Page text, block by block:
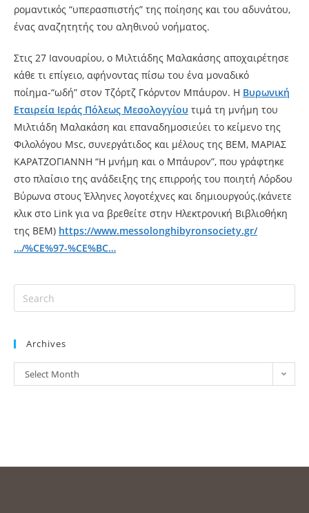
ρομαντικός “υπερασπιστής” της ποίησης και του αδυνάτου,
ένας αναζητητής του αληθινού νοήματος.
Στις 27 Ιανουαρίου, ο Μιλτιάδης Μαλακάσης αποχαιρέτησε
κάθε τι επίγειο, αφήνοντας πίσω του ένα μοναδικό
ποίημα-“ωδή” στον Τζόρτζ Γκόρντον Μπάυρον. Η Βυρωνική
Εταιρεία Ιεράς Πόλεως Μεσολογγίου τιμά τη μνήμη του
Μιλτιάδη Μαλακάση και επαναδημοσιεύει το κείμενο της
Φιλολόγου Msc, συνεργάτιδος και μέλους της ΒΕΜ, ΜΑΡΙΑΣ
ΚΑΡΑΤΖΟΓΙΑΝΝΗ “Η μνήμη και ο Μπάυρον”, που γράφτηκε
στο πλαίσιο της ανάδειξης της επιρροής του ποιητή Λόρδου
Βύρωνα στους Έλληνες λογοτέχνες και δημιουργούς.(κάνετε
κλικ στο Link για να βρεθείτε στην Ηλεκτρονική Βιβλιοθήκη
της ΒΕΜ) https://www.messolonghibyronsociety.gr/
…/%CE%97-%CE%BC…
Archives
Select Month